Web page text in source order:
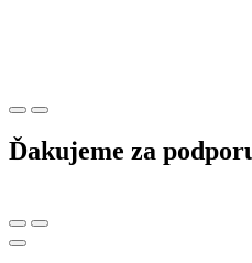
Ďakujeme za